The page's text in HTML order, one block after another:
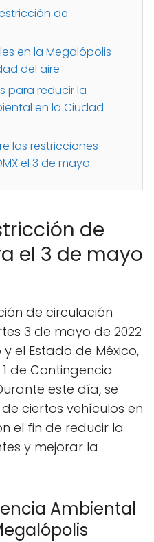
de
en la Megalópolis
del aire
para reducir la
en la Ciudad
las restricciones
el 3 de mayo
de
el 3 de mayo
de circulación
3 de mayo de 2022
el Estado de México,
de Contingencia
este día, se
ciertos vehículos en
el fin de reducir la
y mejorar la
Ambiental